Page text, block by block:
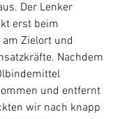
Der Lenker
erst beim
Zielort und
Nachdem
und entfernt
wir nach knapp